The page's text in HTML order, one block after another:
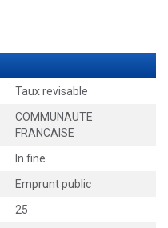
Taux revisable
COMMUNAUTE
FRANCAISE
In fine
Emprunt public
25